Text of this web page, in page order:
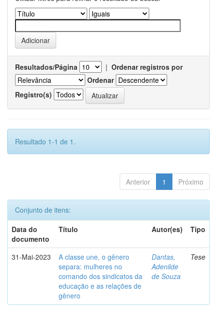
Resultados/Página | Ordenar registros por
Ordenar
Registro(s)
Resultado 1-1 de 1.
Anterior 1 Próximo
Conjunto de itens:
Data do
documento
Título Autor(es) Tipo
31-Mai-2023
A classe une, o gênero
separa: mulheres no
comando dos sindicatos da
educação e as relações de
gênero
Dantas,
Adenilde
de Souza
Tese